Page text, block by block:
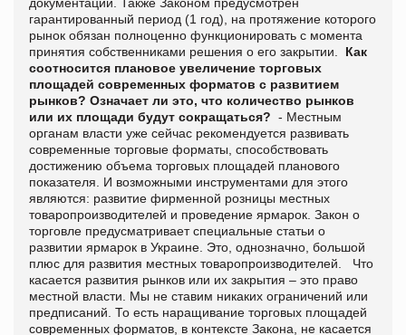
гарантированный период (1 год), на протяжение которого
рынок обязан полноценно функционировать с момента
принятия собственниками решения о его закрытии. Как
соотносится плановое увеличение торговых
площадей современных форматов с развитием
рынков? Означает ли это, что количество рынков
или их площади будут сокращаться? - Местным
органам власти уже сейчас рекомендуется развивать
современные торговые форматы, способствовать
достижению объема торговых площадей планового
показателя. И возможными инструментами для этого
являются: развитие фирменной розницы местных
товаропроизводителей и проведение ярмарок. Закон о
торговле предусматривает специальные статьи о
развитии ярмарок в Украине. Это, однозначно, большой
плюс для развития местных товаропроизводителей. Что
касается развития рынков или их закрытия – это право
местной власти. Мы не ставим никаких ограничений или
предписаний. То есть наращивание торговых площадей
современных форматов, в контексте Закона, не касается